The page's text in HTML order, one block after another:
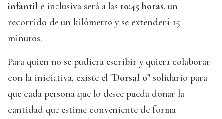
infantil e inclusiva será a las 10:45 horas, un
recorrido de un kilómetro y se extenderá 15
minutos.
Para quien no se pudiera escribir y quiera colaborar
con la iniciativa, existe el "Dorsal 0" solidario para
que cada persona que lo desee pueda donar la
cantidad que estime conveniente de forma